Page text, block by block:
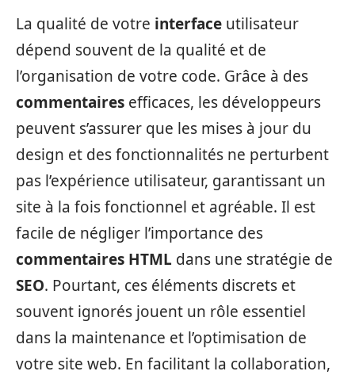
La qualité de votre interface utilisateur
dépend souvent de la qualité et de
l’organisation de votre code. Grâce à des
commentaires efficaces, les développeurs
peuvent s’assurer que les mises à jour du
design et des fonctionnalités ne perturbent
pas l’expérience utilisateur, garantissant un
site à la fois fonctionnel et agréable. Il est
facile de négliger l’importance des
commentaires HTML dans une stratégie de
SEO. Pourtant, ces éléments discrets et
souvent ignorés jouent un rôle essentiel
dans la maintenance et l’optimisation de
votre site web. En facilitant la collaboration,